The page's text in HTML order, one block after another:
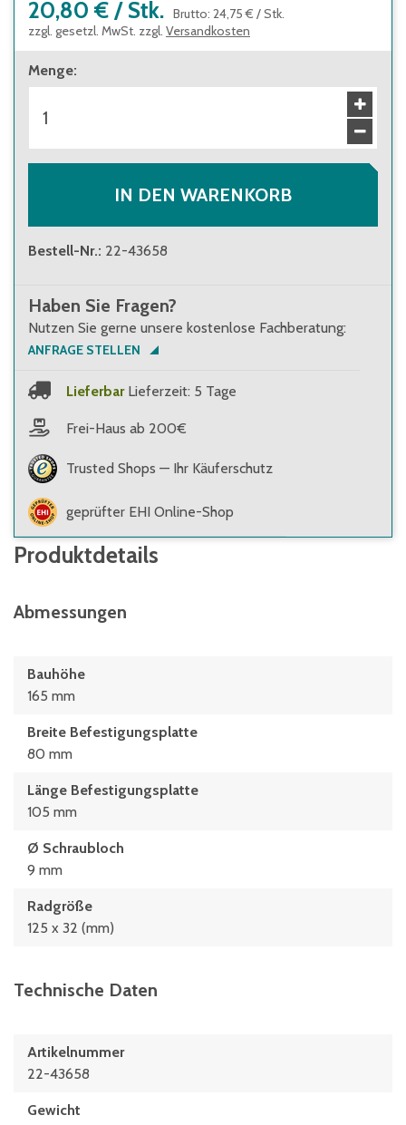
20,80 € / Stk. Brutto: 24,75 € /Stk.
zzgl. gesetzl. MwSt. zzgl. Versandkosten
Menge:
IN DEN WARENKORB
Bestell-Nr.: 22-43658
Haben Sie Fragen?
Nutzen Sie gerne unsere kostenlose Fachberatung:
ANFRAGE STELLEN
Lieferbar Lieferzeit: 5 Tage
Frei-Haus ab 200€
Trusted Shops — Ihr Käuferschutz
geprüfter EHI Online-Shop
Produktdetails
Abmessungen
Bauhöhe
165 mm
Breite Befestigungsplatte
80 mm
Länge Befestigungsplatte
105 mm
Ø Schraubloch
9 mm
Radgröße
125 x 32 (mm)
Technische Daten
Artikelnummer
22-43658
Gewicht